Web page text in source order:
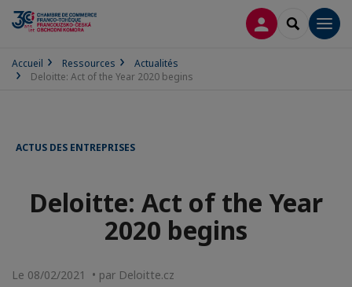
CONNEXION
Accueil Ressources
Actualités
Deloitte: Act of the Year 2020 begins
ACTUS DES ENTREPRISES
Deloitte: Act of the Year
2020 begins
Le 08/02/2021 • par Deloitte.cz